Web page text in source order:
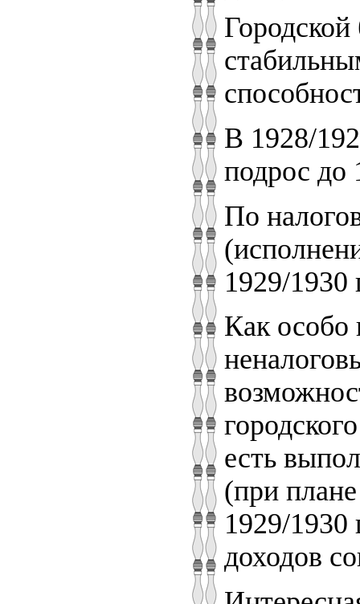
В 1928/
подрос до
По
1929/1930
Как особо
есть
(при
1929/1930
доходов